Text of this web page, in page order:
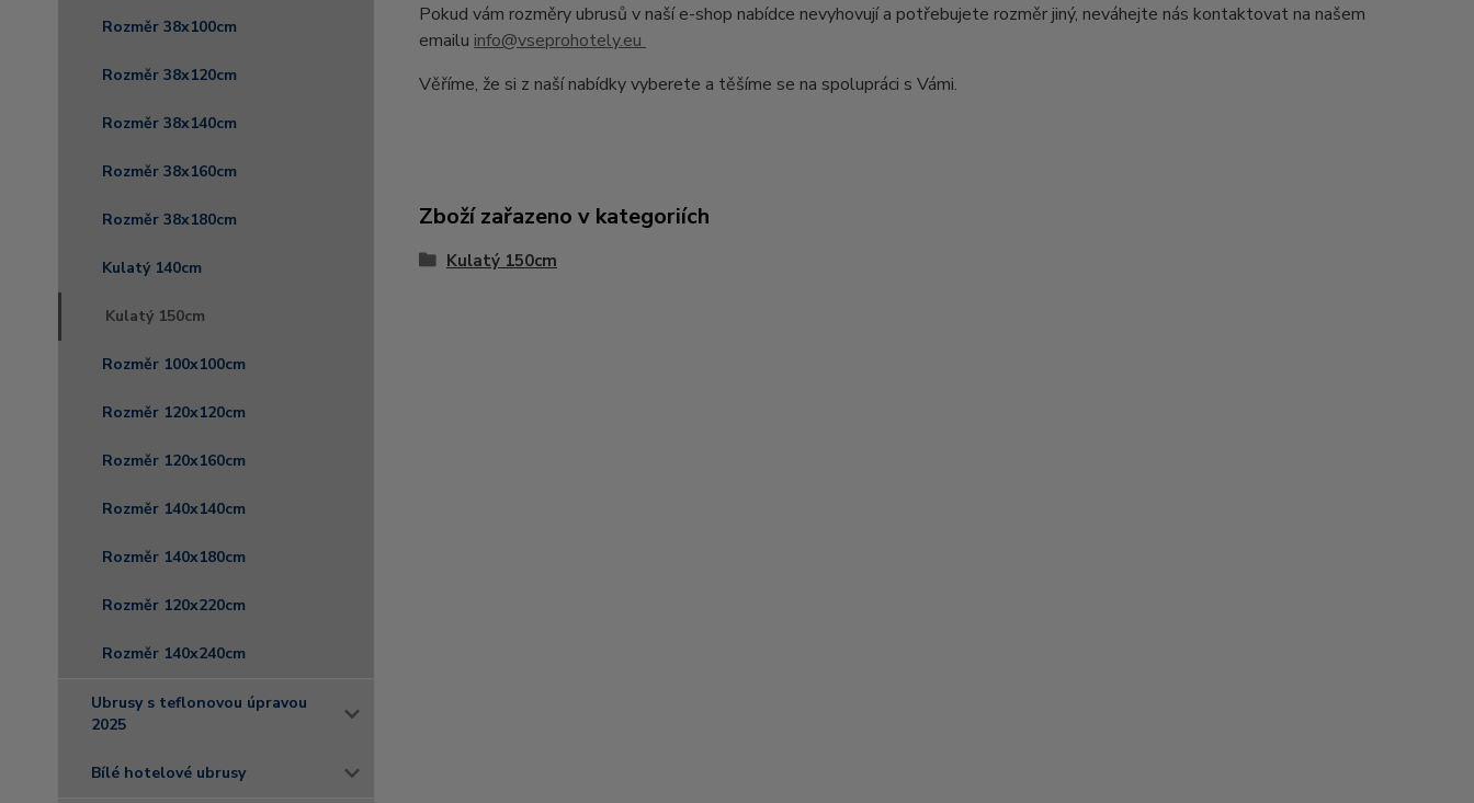
Rozměr 38x100cm
Rozměr 38x120cm
Rozměr 38x140cm
Rozměr 38x160cm
Rozměr 38x180cm
Kulatý 140cm
Kulatý 150cm
Rozměr 100x100cm
Rozměr 120x120cm
Rozměr 120x160cm
Rozměr 140x140cm
Rozměr 140x180cm
Rozměr 120x220cm
Rozměr 140x240cm
Ubrusy s teflonovou úpravou
2025
Bílé hotelové ubrusy
Pokud vám rozměry ubrusů v naší e-shop nabídce nevyhovují a potřebujete rozměr jiný, neváhejte nás kontaktovat na našem
emailu info@vseprohotely.eu
Věříme, že si z naší nabídky vyberete a těšíme se na spolupráci s Vámi.
Zboží zařazeno v kategoriích
Kulatý 150cm